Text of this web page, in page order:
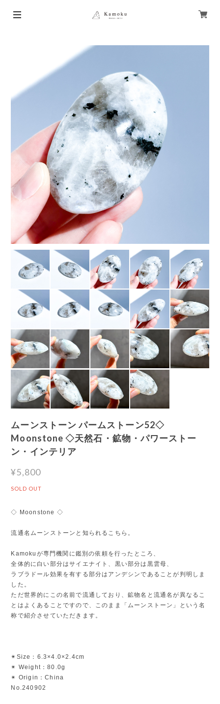
ムーンストーン パームストーン52◇
Moonstone ◇天然石・鉱物・パワーストー
ン・インテリア
¥5,800
SOLD OUT
◇ Moonstone ◇
流通名ムーンストーンと知られるこちら。
Kamokuが専門機関に鑑別の依頼を行ったところ、
全体的に白い部分はサイエナイト、黒い部分は黒雲母、
ラブラドール効果を有する部分はアンデシンであることが判明しま
した。
ただ世界的にこの名前で流通しており、鉱物名と流通名が異なるこ
とはよくあることですので、このまま「ムーンストーン」という名
称で紹介させていただきます。
✴︎Size：6.3×4.0×2.4cm
✴︎ Weight：80.0g
✴︎ Origin：China
No.240902